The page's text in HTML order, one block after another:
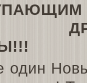
один